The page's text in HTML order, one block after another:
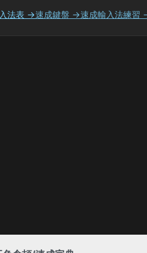
法表 →速成鍵盤 →速成輸入法練習